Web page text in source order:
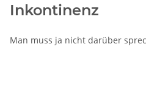
Inkontinenz
Man muss ja nicht darüber